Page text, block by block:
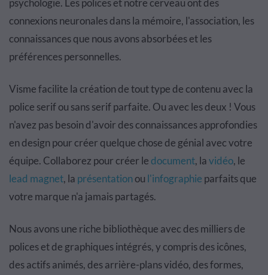
psychologie. Les polices et notre cerveau ont des
connexions neuronales dans la mémoire, l'association, les
connaissances que nous avons absorbées et les
préférences personnelles.
Visme facilite la création de tout type de contenu avec la
police serif ou sans serif parfaite. Ou avec les deux ! Vous
n'avez pas besoin d'avoir des connaissances approfondies
en design pour créer quelque chose de génial avec votre
équipe. Collaborez pour créer ledocument, lavidéo, le
lead magnet, la présentationou l'infographie parfaits que
votre marque n'a jamais partagés.
Nous avons une riche bibliothèque avec des milliers de
polices et de graphiques intégrés, y compris des icônes,
des actifs animés, des arrière-plans vidéo, des formes,